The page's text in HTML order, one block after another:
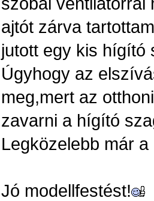
ajtót zárva
jutott egy kis hígító
Úgyhogy az
meg,mert az
zavarni a hígító
Legközelebb már
Jó modellfestést!